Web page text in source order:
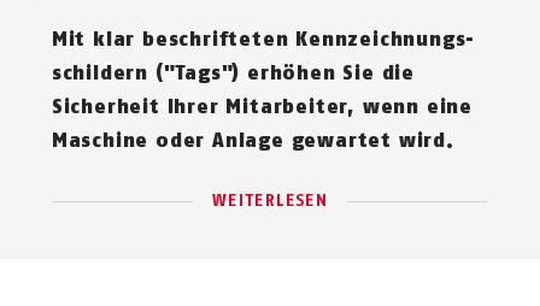
Mit klar beschrifteten Kennzeichnungs­
schildern ("Tags") erhöhen Sie die
Sicherheit Ihrer Mitarbeiter, wenn eine
Maschine oder Anlage gewartet wird.
WEITERLESEN